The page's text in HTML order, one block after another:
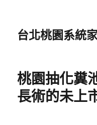
台北桃園系統
桃園抽化糞
長術的未上